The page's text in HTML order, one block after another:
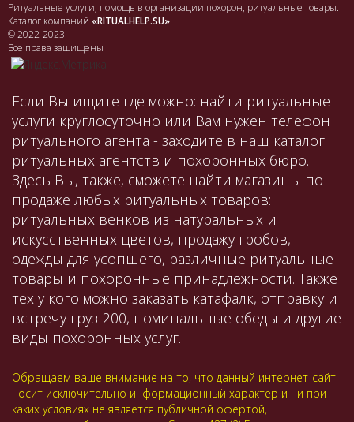
Ритуальные услуги, помощь в организации похорон, ритуальные товары.
Каталог компаний «RITUALHELP.SU»
© 2022-2023
Все права защищены
Если Вы ищите где можно: найти ритуальные
услуги круглосуточно или Вам нужен телефон
ритуального агента - заходите в наш каталог
ритуальных агентств и похоронных бюро.
Здесь Вы, также, сможете найти магазины по
продаже любых ритуальных товаров:
ритуальных венков из натуральных и
искусственных цветов, продажу гробов,
одежды для усопшего, различные ритуальные
товары и похоронные принадлежности. Также
тех у кого можно заказать катафалк, отправку и
встречу груз-200, поминальные обеды и другие
виды похоронных услуг.
Обращаем ваше внимание на то, что данный интернет-сайт
носит исключительно информационный характер и ни при
каких условиях не является публичной офертой,